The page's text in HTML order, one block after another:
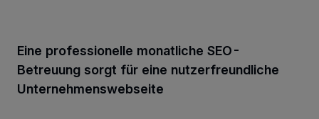
Eine professionelle monatliche SEO-
Betreuung sorgt für eine nutzerfreundliche
Unternehmenswebseite